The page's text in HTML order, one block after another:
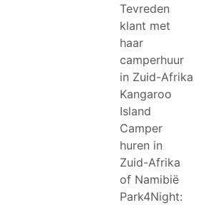
Tevreden
klant met
haar
camperhuur
in Zuid-Afrika
Kangaroo
Island
Camper
huren in
Zuid-Afrika
of Namibië
Park4Night: